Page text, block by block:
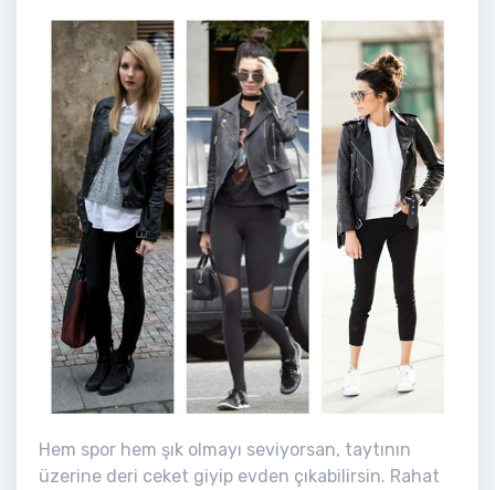
Hem spor hem şık olmayı seviyorsan, taytının
üzerine deri ceket giyip evden çıkabilirsin. Rahat